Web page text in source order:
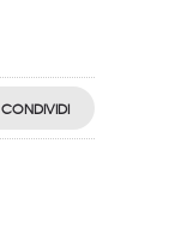
CONDIVIDI